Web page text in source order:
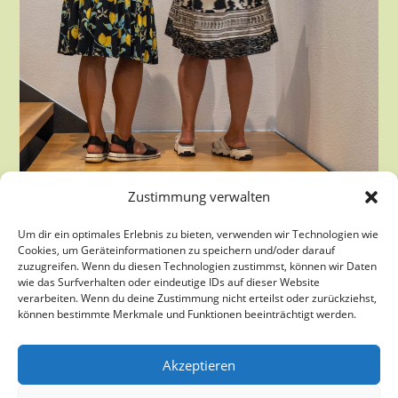
Zustimmung verwalten
Um dir ein optimales Erlebnis zu bieten, verwenden wir Technologien wie
Cookies, um Geräteinformationen zu speichern und/oder darauf
zuzugreifen. Wenn du diesen Technologien zustimmst, können wir Daten
wie das Surfverhalten oder eindeutige IDs auf dieser Website
verarbeiten. Wenn du deine Zustimmung nicht erteilst oder zurückziehst,
können bestimmte Merkmale und Funktionen beeinträchtigt werden.
Akzeptieren